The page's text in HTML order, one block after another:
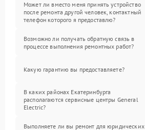
Может ли вместо меня принять устройство
после ремонта другой человек, контактный
телефон которого я предоставлю?
Возможно ли получать обратную связь в
процессе выполнения ремонтных работ?
Какую гарантию вы предоставляете?
В каких районах Екатеринбурга
располагаются сервисные центры General
Electric?
Выполняете ли вы ремонт для юридических